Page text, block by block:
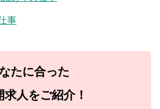
事
たに合った
求人をご紹介！